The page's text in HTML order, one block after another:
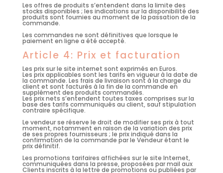
Les offres de produits s’entendent dans la limite des
stocks disponibles ; les indications sur la disponibilité des
produits sont fournies au moment de la passation de la
commande.
Les commandes ne sont définitives que lorsque le
paiement en ligne a été accepté.
Article 4: Prix et facturation
Les prix sur le site internet sont exprimés en Euros.
Les prix applicables sont les tarifs en vigueur à la date de
la commande. Les frais de livraison sont à la charge du
client et sont facturés à la fin de la commande en
supplément des produits commandés.
Les prix nets s’entendent toutes taxes comprises sur la
base des tarifs communiqués au client, sauf stipulation
contraire spécifique.
Le vendeur se réserve le droit de modifier ses prix à tout
moment, notamment en raison de la variation des prix
de ses propres fournisseurs ; le prix indiqué dans la
confirmation de la commande par le Vendeur étant le
prix définitif.
Les promotions tarifaires affichées sur le site Internet,
communiquées dans la presse, proposées par mail aux
Clients inscrits à la lettre de promotions ou publiées par